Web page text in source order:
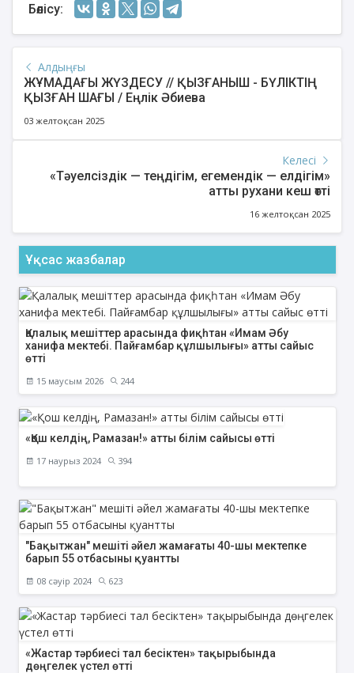
Бөлісу:
Алдыңғы
ЖҰМАДАҒЫ ЖҮЗДЕСУ // ҚЫЗҒАНЫШ - БҮЛІКТІҢ
ҚЫЗҒАН ШАҒЫ / Еңлік Әбиева
03 желтоқсан 2025
Келесі
«Тәуелсіздік — теңдігім, егемендік — елдігім»
атты рухани кеш өтті
16 желтоқсан 2025
Ұқсас жазбалар
Қалалық мешіттер арасында фиқһтан «Имам Әбу
ханифа мектебі. Пайғамбар құлшылығы» атты сайыс
өтті
15 маусым 2026 244
«Қош келдің, Рамазан!» атты білім сайысы өтті
17 наурыз 2024 394
"Бақытжан" мешіті әйел жамағаты 40-шы мектепке
барып 55 отбасыны қуантты
08 сәуір 2024 623
«Жастар тәрбиесі тал бесіктен» тақырыбында
дөңгелек үстел өтті